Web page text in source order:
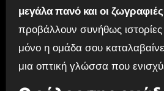
μεγάλα πανό και οι
προβάλλουν συνήθως
μόνο η ομάδα σου
μια οπτική γλώσσα που